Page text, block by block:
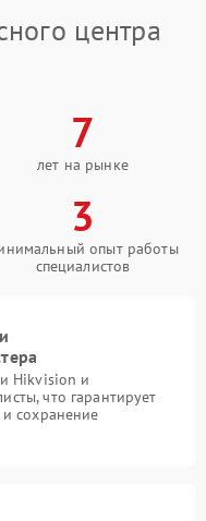
центра
7
лет на рынке
3
опыт работы
специалистов
Hikvision и
что гарантирует
сохранение